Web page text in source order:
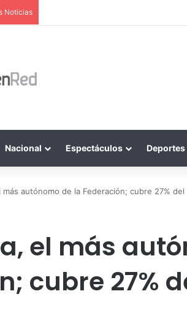
Noticias
Nacional Espectáculos Deportes
más autónomo de la Federación; cubre 27% del
el más
cubre 27%